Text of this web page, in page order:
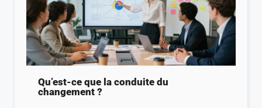
Qu’est-ce que la conduite du
changement ?